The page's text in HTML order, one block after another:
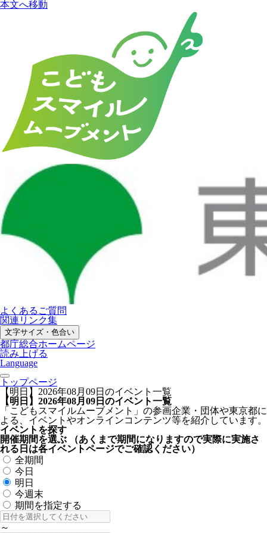
本文へ移動
よくあるご質問
関連リンク集
文字サイズ・色合い
都庁総合ホームページ
読み上げる
Language
トップページ
【明日】2026年08月09日のイベント一覧
【明日】2026年08月09日のイベント一覧
「こどもスマイルムーブメント」の参画企業・団体や東京都に
よる、イベントやオンラインコンテンツ等を紹介しています。
イベントを探す
開催期間を選ぶ
（あくまで期間になりますので実際に実施さ
れる日は各イベントページでご確認ください）
全期間
今日
明日
今週末
期間を指定する
～